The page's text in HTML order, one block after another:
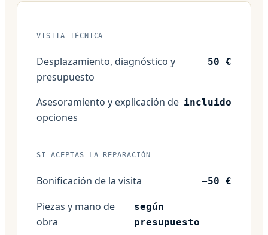
VISITA TÉCNICA
Desplazamiento, diagnóstico y
presupuesto
50 €
Asesoramiento y explicación de
opciones
incluido
SI ACEPTAS LA REPARACIÓN
Bonificación de la visita −50 €
Piezas y mano de
obra
según
presupuesto